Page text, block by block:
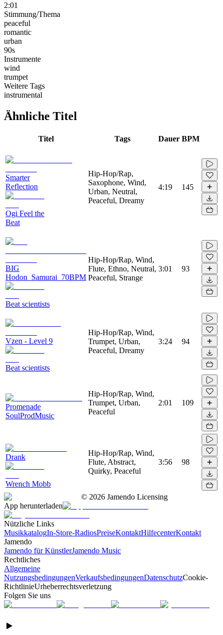
2:01
Stimmung/Thema
peaceful
romantic
urban
90s
Instrumente
wind
trumpet
Weitere Tags
instrumental
Ähnliche Titel
Titel Tags Dauer BPM
Smarter
Reflection
Ogi Feel the
Beat
Hip-Hop/Rap,
Saxophone, Wind,
Urban, Neutral,
Peaceful, Dreamy
4:19 145
BIG
Hodon_Samurai_70BPM
Beat scientists
Hip-Hop/Rap, Wind,
Flute, Ethno, Neutral,
Peaceful, Strange
3:01 93
Vzen - Level 9
Beat scientists
Hip-Hop/Rap, Wind,
Trumpet, Urban,
Peaceful, Dreamy
3:24 94
Promenade
SoulProdMusic
Hip-Hop/Rap, Wind,
Trumpet, Urban,
Peaceful
2:01 109
Drank
Wrench Mobb
Hip-Hop/Rap, Wind,
Flute, Abstract,
Quirky, Peaceful
3:56 98
© 2026 Jamendo Licensing
App herunterladen
Nützliche Links
MusikkatalogIn-Store-RadiosPreiseKontaktHilfecenterKontakt
Jamendo
Jamendo für KünstlerJamendo Music
Rechtliches
Allgemeine
NutzungsbedingungenVerkaufsbedingungenDatenschutzCookie-
RichtlinieUrheberrechtsverletzung
Folgen Sie uns